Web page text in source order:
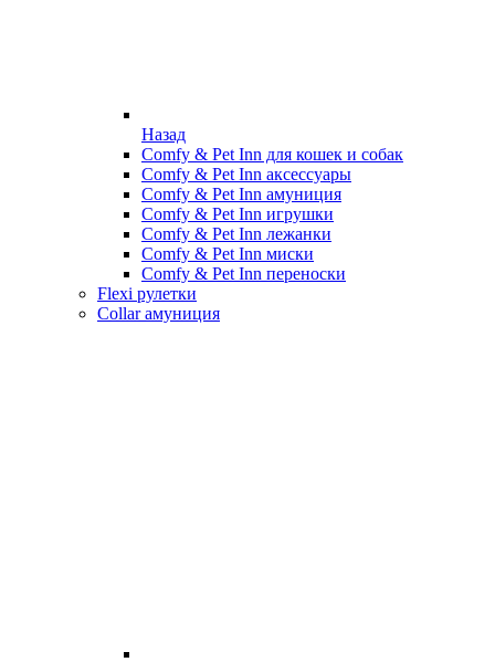
Назад
Comfy & Pet Inn для кошек и собак
Comfy & Pet Inn аксессуары
Comfy & Pet Inn амуниция
Comfy & Pet Inn игрушки
Comfy & Pet Inn лежанки
Comfy & Pet Inn миски
Comfy & Pet Inn переноски
Flexi рулетки
Collar амуниция